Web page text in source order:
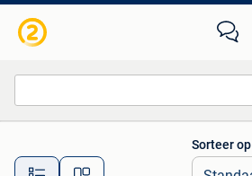
Alle afstanden…
Sorteer op